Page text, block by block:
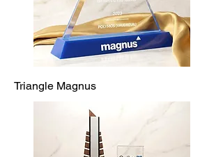
Triangle Magnus